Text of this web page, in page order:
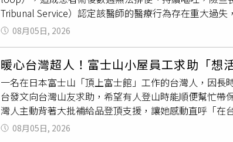
三、住的養生與禁忌1.「秋老虎」到要注意防暑降溫，
蓋被子，以防受涼。2. 炎熱季節，許多家庭和辦公室
病”。尤其在立秋之後，天氣早晚較涼，稍不注意，就
不易過長，夜裡最好不開或只開除濕。這樣，既可降
及胃腸功能較弱的人，不宜長時間開空調，避免直吹
肺；早睡可以順應陽氣的收斂，早起可使肺氣得到舒展
性疾病發生。五、育的養生與禁忌立秋的氣溫雖然沒
度會開始變低，在清晨的時候爬爬山，多做一些深呼
以後不要劇烈運動出汗過多。六、樂的養生與禁忌悶熱
令人心情煩躁，脾氣漸長，易於衝動，影響身心健康，
溫，創下當地有現代氣象紀錄以來最高溫；大邱、釜
突破40度。今年新上路的高溫緊急警報制度，目前已
並提醒即使待在沒有空調的室內環境，也可能面臨中
一方面，歐洲也持續受極端高溫影響，英國自5月以來
一，全球多地正面臨極端氣候帶來的挑戰。
Tribunal Service）認定該醫師的醫療行為存在重大過
資料，事件發生於大曼徹斯特皇家奧德姆醫院，病患
師拉赫曼（Dr. Yasser Adly Abdel Rahman）主刀。
持消化道連續性，但卻誤將錯誤部位的腸道接到胃部
容物只能不斷回流至胃部，無法正常通過腸道，屬於「
無法排便，但拉赫曼仍向病患及家屬表示，各項跡象
後，同院大腸直腸外科醫師雷特（Dr.Anthony Rate）
時施作人工造口，讓病患得以排出體內廢物，保住性
Blower）表示，拉赫曼的決策「對1名顧問級外科醫師
08月05日, 2026
暖心台灣超人！富士山小屋員工求助「
一名在日本富士山「頂上富士館」工作的台灣人，因
台發文向台灣山友求助，希望有人登山時能順便幫忙
灣人主動背著大批補給品登頂支援，讓她感動直呼「
全世界只有台灣人會這樣」。原PO收到許多「台灣超
該名員工在Threads發文表示，自己在富士山上的「
08月05日, 2026